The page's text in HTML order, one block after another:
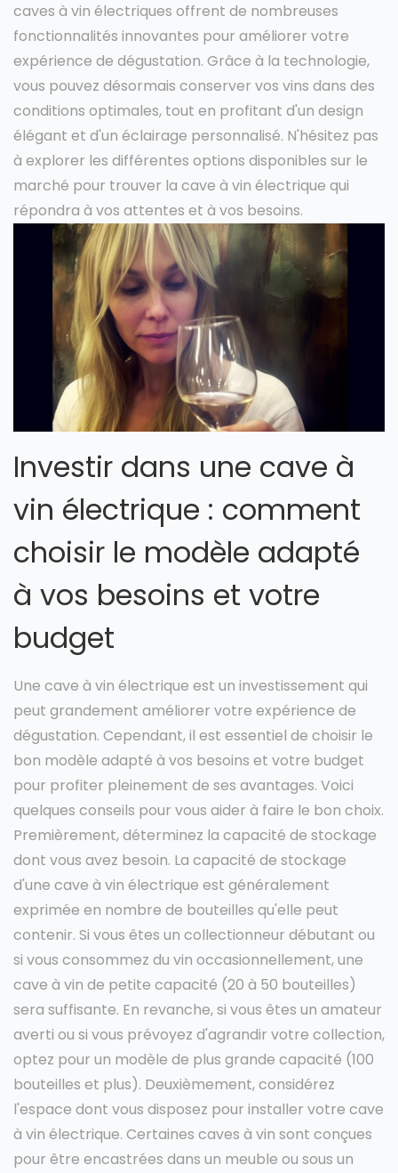
caves à vin électriques offrent de nombreuses
fonctionnalités innovantes pour améliorer votre
expérience de dégustation. Grâce à la technologie,
vous pouvez désormais conserver vos vins dans des
conditions optimales, tout en profitant d'un design
élégant et d'un éclairage personnalisé. N'hésitez pas
à explorer les différentes options disponibles sur le
marché pour trouver la cave à vin électrique qui
répondra à vos attentes et à vos besoins.
Investir dans une cave à
vin électrique : comment
choisir le modèle adapté
à vos besoins et votre
budget
Une cave à vin électrique est un investissement qui
peut grandement améliorer votre expérience de
dégustation. Cependant, il est essentiel de choisir le
bon modèle adapté à vos besoins et votre budget
pour profiter pleinement de ses avantages. Voici
quelques conseils pour vous aider à faire le bon choix.
Premièrement, déterminez la capacité de stockage
dont vous avez besoin. La capacité de stockage
d'une cave à vin électrique est généralement
exprimée en nombre de bouteilles qu'elle peut
contenir. Si vous êtes un collectionneur débutant ou
si vous consommez du vin occasionnellement, une
cave à vin de petite capacité (20 à 50 bouteilles)
sera suffisante. En revanche, si vous êtes un amateur
averti ou si vous prévoyez d'agrandir votre collection,
optez pour un modèle de plus grande capacité (100
bouteilles et plus). Deuxièmement, considérez
l'espace dont vous disposez pour installer votre cave
à vin électrique. Certaines caves à vin sont conçues
pour être encastrées dans un meuble ou sous un